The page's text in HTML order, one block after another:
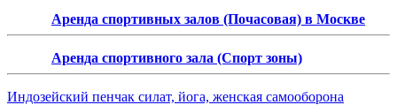
Аренда спортивных залов (Почасовая) в Москве
Аренда спортивного зала (Спорт зоны)
Индозейский пенчак силат, йога, женская самооборона